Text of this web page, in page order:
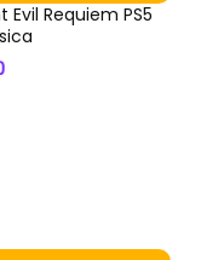
Evil Requiem PS5